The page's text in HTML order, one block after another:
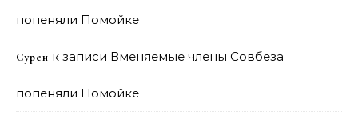
попеняли Помойке
Сурен к записи Вменяемые члены Совбеза
попеняли Помойке